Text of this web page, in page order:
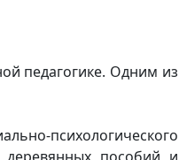
педагогике. Одним из
психологического